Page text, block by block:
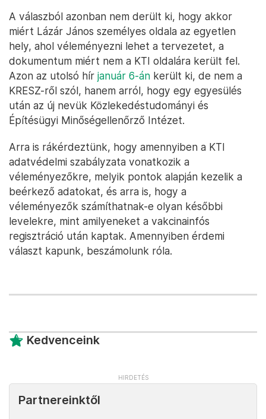
A válaszból azonban nem derült ki, hogy akkor
miért Lázár János személyes oldala az egyetlen
hely, ahol véleményezni lehet a tervezetet, a
dokumentum miért nem a KTI oldalára került fel.
Azon az utolsó hír január 6-án került ki, de nem a
KRESZ-ről szól, hanem arról, hogy egy egyesülés
után az új nevük Közlekedéstudományi és
Építésügyi Minőségellenőrző Intézet.
Arra is rákérdeztünk, hogy amennyiben a KTI
adatvédelmi szabályzata vonatkozik a
véleményezőkre, melyik pontok alapján kezelik a
beérkező adatokat, és arra is, hogy a
véleményezők számíthatnak-e olyan későbbi
levelekre, mint amilyeneket a vakcinainfós
regisztráció után kaptak. Amennyiben érdemi
választ kapunk, beszámolunk róla.
Kedvenceink
Partnereinktől